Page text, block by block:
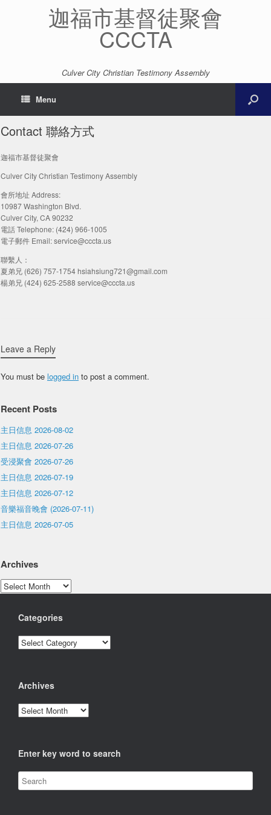
迦福市基督徒聚會
CCCTA
Culver City Christian Testimony Assembly
Menu
Contact 聯絡方式
迦福市基督徒聚會
Culver City Christian Testimony Assembly
會所地址 Address:
10987 Washington Blvd.
Culver City, CA 90232
電話 Telephone: (424) 966-1005
電子郵件 Email: service@cccta.us
聯繫人：
夏弟兄 (626) 757-1754 hsiahsiung721@gmail.com
楊弟兄 (424) 625-2588 service@cccta.us
Leave a Reply
You must be logged in to post a comment.
Recent Posts
主日信息 2026-08-02
主日信息 2026-07-26
受浸聚會 2026-07-26
主日信息 2026-07-19
主日信息 2026-07-12
音樂福音晚會 (2026-07-11)
主日信息 2026-07-05
Archives
Archives
Categories
Categories
Archives
Archives
Enter key word to search